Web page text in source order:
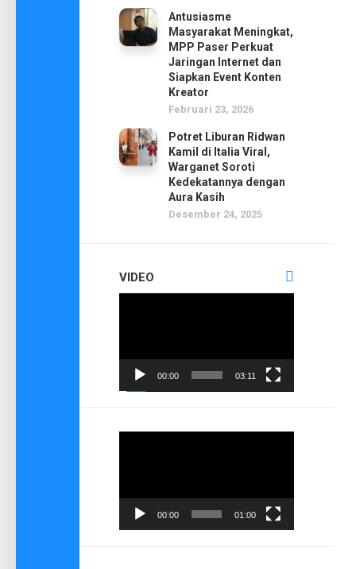
Antusiasme
Masyarakat Meningkat,
MPP Paser Perkuat
Jaringan Internet dan
Siapkan Event Konten
Kreator
Februari 23, 2026
Potret Liburan Ridwan
Kamil di Italia Viral,
Warganet Soroti
Kedekatannya dengan
Aura Kasih
Desember 24, 2025
VIDEO
00:00 03:11
00:00 01:00